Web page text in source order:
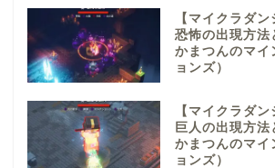
【マイクラダ
恐怖の出現方法
かまつんのマイ
ョンズ）
【マイクラダ
巨人の出現方
かまつんのマイ
ョンズ）